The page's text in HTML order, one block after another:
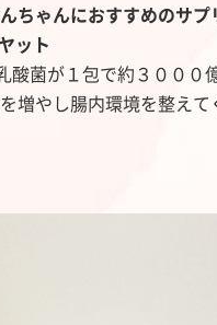
ちゃんにおすすめのサプ
ット
酸菌が１包で約３０００
増やし腸内環境を整え